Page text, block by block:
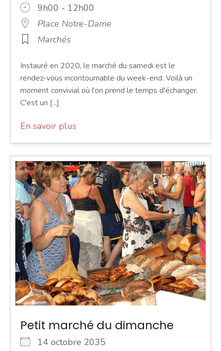
9h00 - 12h00
Place Notre-Dame
Marchés
Instauré en 2020, le marché du samedi est le
rendez-vous incontournable du week-end. Voilà un
moment convivial où l'on prend le temps d'échanger.
C'est un [...]
En savoir plus
Petit marché du dimanche
14 octobre 2035